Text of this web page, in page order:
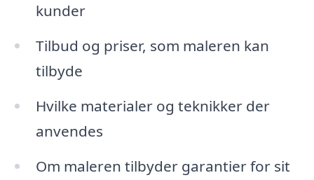
kunder
Tilbud og priser, som maleren kan
tilbyde
Hvilke materialer og teknikker der
anvendes
Om maleren tilbyder garantier for sit